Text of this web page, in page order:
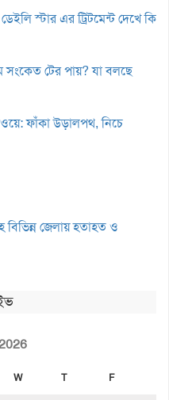
স্টার এর ট্রিটমেন্ট দেখে কি
সংকেত টের পায়? যা বলছে
ফাঁকা উড়ালপথ, নিচে
বিভিন্ন জেলায় হতাহত ও
W T F